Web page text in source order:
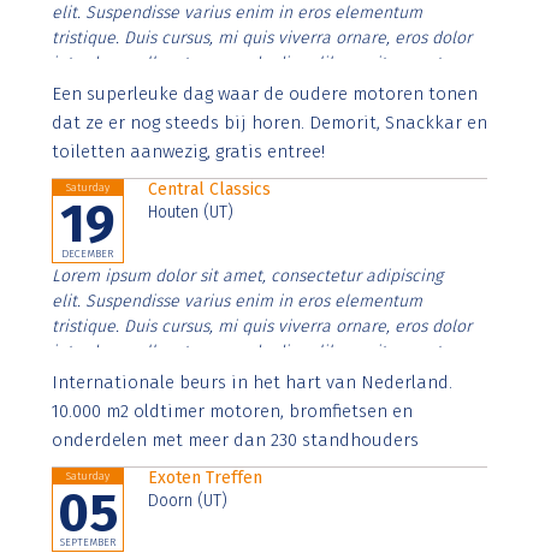
elit. Suspendisse varius enim in eros elementum
tristique. Duis cursus, mi quis viverra ornare, eros dolor
interdum nulla, ut commodo diam libero vitae erat.
Aenean faucibus nibh et justo cursus id rutrum lorem
imperdiet. Nunc ut sem vitae risus tristique posuere.
Een superleuke dag waar de oudere motoren tonen
dat ze er nog steeds bij horen. Demorit, Snackkar en
toiletten aanwezig, gratis entree!
Saturday
19
DECEMBER
Central Classics
Houten (UT)
Lorem ipsum dolor sit amet, consectetur adipiscing
elit. Suspendisse varius enim in eros elementum
tristique. Duis cursus, mi quis viverra ornare, eros dolor
interdum nulla, ut commodo diam libero vitae erat.
Aenean faucibus nibh et justo cursus id rutrum lorem
imperdiet. Nunc ut sem vitae risus tristique posuere.
Internationale beurs in het hart van Nederland.
10.000 m2 oldtimer motoren, bromfietsen en
onderdelen met meer dan 230 standhouders
Saturday
05
SEPTEMBER
Exoten Treffen
Doorn (UT)